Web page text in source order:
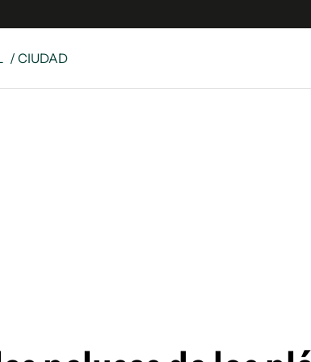
/ CIUDAD